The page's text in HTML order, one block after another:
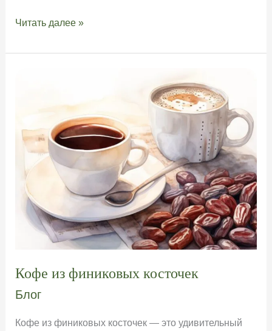
Чай
для
Читать далее »
Кофе из финиковых косточек
Блог
Кофе из финиковых косточек — это удивительный